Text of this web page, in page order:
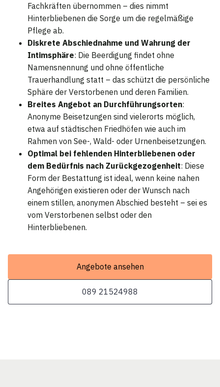
Fachkräften übernommen – dies nimmt
Hinterbliebenen die Sorge um die regelmäßige
Pflege ab.
Diskrete Abschiednahme und Wahrung der
Intimsphäre: Die Beerdigung findet ohne
Namensnennung und ohne öffentliche
Trauerhandlung statt – das schützt die persönliche
Sphäre der Verstorbenen und deren Familien.
Breites Angebot an Durchführungsorten:
Anonyme Beisetzungen sind vielerorts möglich,
etwa auf städtischen Friedhöfen wie auch im
Rahmen von See-, Wald- oder Urnenbeisetzungen.
Optimal bei fehlenden Hinterbliebenen oder
dem Bedürfnis nach Zurückgezogenheit: Diese
Form der Bestattung ist ideal, wenn keine nahen
Angehörigen existieren oder der Wunsch nach
einem stillen, anonymen Abschied besteht – sei es
vom Verstorbenen selbst oder den
Hinterbliebenen.
Angebote ansehen
089 21524988